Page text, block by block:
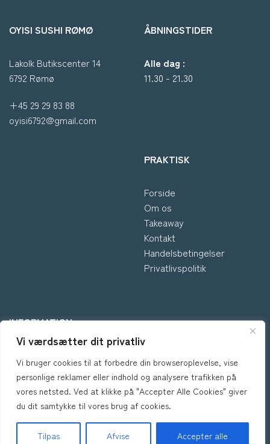
Vi værdsætter dit privatliv
Vi bruger cookies til at forbedre din browseroplevelse, vise
personlige reklamer eller indhold og analysere trafikken på
vores netsted. Ved at klikke på "Accepter Alle Cookies" giver
du dit samtykke til vores brug af cookies.
Tilpas Afvise Accepter alle
OYISI SUSHI RØMØ
Lakolk Butikscenter 14
6792 Rømø
+45 29 29 83 88
oyisi6792@gmail.com
ÅBNINGSTIDER
Alle dag :
11.30 - 21.30
PRAKTISK
Forside
Om os
Takeaway
Kontakt
Handelsbetingelser
Privatlivspolitik
INFORMATION
spørgsmål vedr. allergene
ingredienser i vores retter.